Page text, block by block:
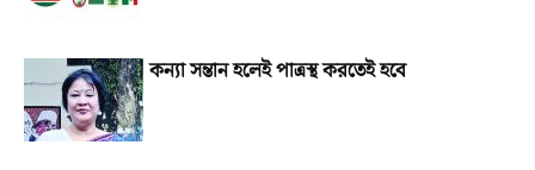
কন্যা সন্তান হলেই পাত্রস্থ করতেই হবে